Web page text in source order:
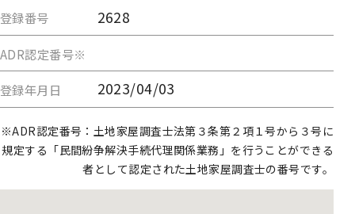
登録番号 2628
ADR認定番号※
登録年月日 2023/04/03
※ADR認定番号：土地家屋調査士法第３条第２項１号から３号に
規定する「民間紛争解決手続代理関係業務」を行うことができる
者として認定された土地家屋調査士の番号です。